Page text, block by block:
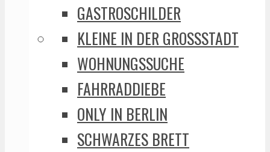
GASTROSCHILDER
KLEINE IN DER GROSSSTADT
WOHNUNGSSUCHE
FAHRRADDIEBE
ONLY IN BERLIN
SCHWARZES BRETT